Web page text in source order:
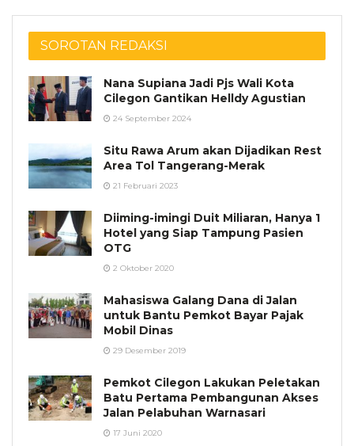
SOROTAN REDAKSI
Nana Supiana Jadi Pjs Wali Kota
Cilegon Gantikan Helldy Agustian
24 September 2024
Situ Rawa Arum akan Dijadikan Rest
Area Tol Tangerang-Merak
21 Februari 2023
Diiming-imingi Duit Miliaran, Hanya 1
Hotel yang Siap Tampung Pasien
OTG
2 Oktober 2020
Mahasiswa Galang Dana di Jalan
untuk Bantu Pemkot Bayar Pajak
Mobil Dinas
29 Desember 2019
Pemkot Cilegon Lakukan Peletakan
Batu Pertama Pembangunan Akses
Jalan Pelabuhan Warnasari
17 Juni 2020